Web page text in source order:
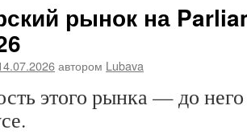
рынок на
автором Lubava
этого рынка — до него